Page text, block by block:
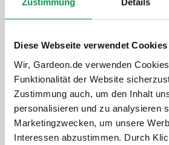
Diese Webseite verwendet Cookies
Wir, Gardeon.de verwenden
Funktionalität der Website
Zustimmung auch, um den Inhalt
personalisieren und zu analysieren
Marketingzwecken, um unsere
Interessen abzustimmen. Durch
Aufwertung
Unbeschwertes
Schneller und
Langfristiger Schutz
+1 146,-€